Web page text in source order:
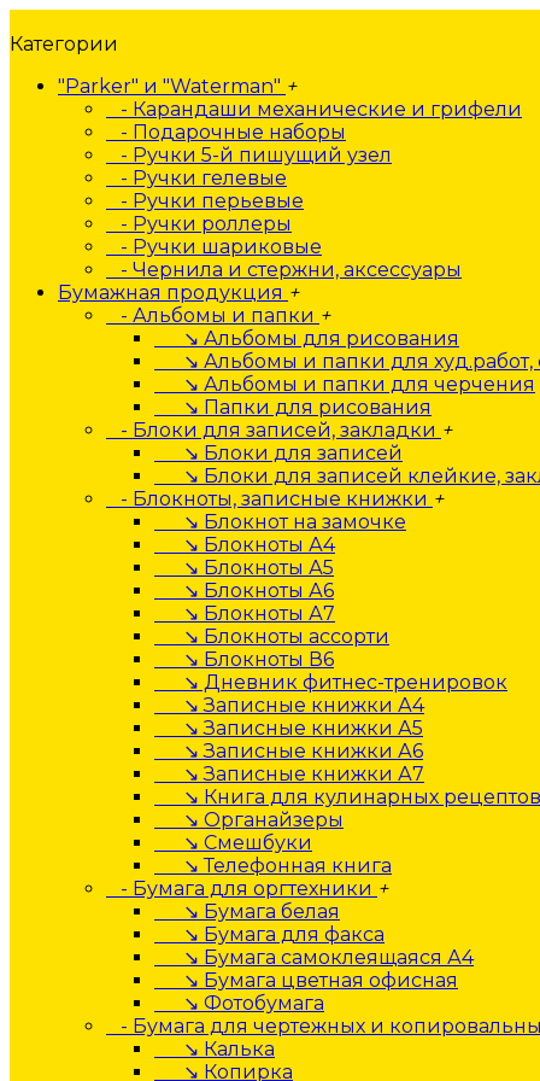
Категории
"Parker" и "Waterman" +
- Карандаши механические и грифели
- Подарочные наборы
- Ручки 5-й пишущий узел
- Ручки гелевые
- Ручки перьевые
- Ручки роллеры
- Ручки шариковые
- Чернила и стержни, аксессуары
Бумажная продукция +
- Альбомы и папки +
↘ Альбомы для рисования
↘ Альбомы и папки для худ.работ,
↘ Альбомы и папки для черчения
↘ Папки для рисования
- Блоки для записей, закладки +
↘ Блоки для записей
↘ Блоки для записей клейкие,
- Блокноты, записные книжки +
↘ Блокнот на замочке
↘ Блокноты А4
↘ Блокноты А5
↘ Блокноты А6
↘ Блокноты А7
↘ Блокноты ассорти
↘ Блокноты В6
↘ Дневник фитнес-тренировок
↘ Записные книжки А4
↘ Записные книжки А5
↘ Записные книжки А6
↘ Записные книжки А7
↘ Книга для кулинарных рецептов
↘ Органайзеры
↘ Смешбуки
↘ Телефонная книга
- Бумага для оргтехники +
↘ Бумага белая
↘ Бумага для факса
↘ Бумага самоклеящаяся А4
↘ Бумага цветная офисная
↘ Фотобумага
- Бумага для чертежных и
↘ Калька
↘ Копирка